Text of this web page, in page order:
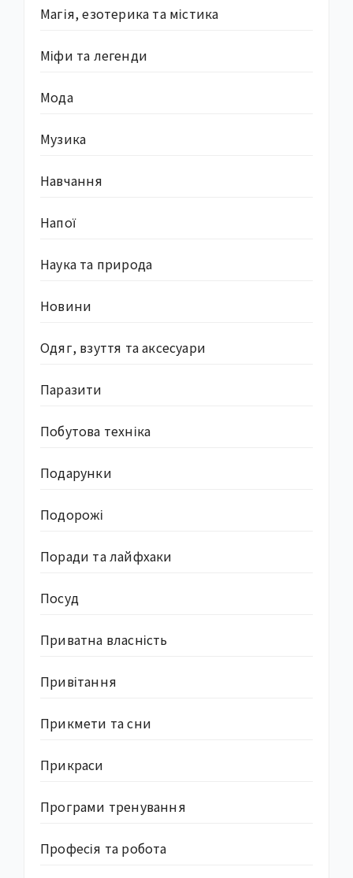
Магія, езотерика та містика
Міфи та легенди
Мода
Музика
Навчання
Напої
Наука та природа
Новини
Одяг, взуття та аксесуари
Паразити
Побутова техніка
Подарунки
Подорожі
Поради та лайфхаки
Посуд
Приватна власність
Привітання
Прикмети та сни
Прикраси
Програми тренування
Професія та робота